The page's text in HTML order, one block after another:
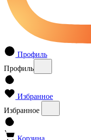
Профиль
Профиль
Избранное
Избранное